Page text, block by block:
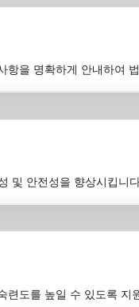
을 명확하게 안내하여
및 안전성을 향상시킵니
도를 높일 수 있도록 지